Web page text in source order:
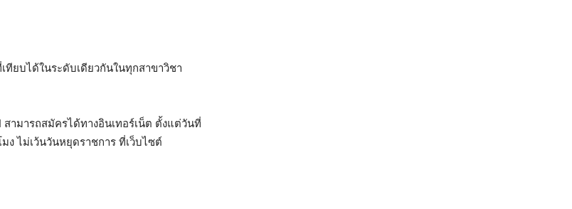
ยบได้ในระดับเดียวกันในทุกสาขาวิชา
ามารถสมัครได้ทางอินเทอร์เน็ต ตั้งแต่วันที่
ไม่เว้นวันหยุดราชการ ที่เว็บไซต์